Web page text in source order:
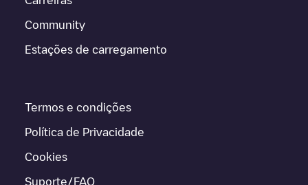
Community
Estações de carregamento
Termos e condições
Política de Privacidade
Cookies
Suporte/FAQ